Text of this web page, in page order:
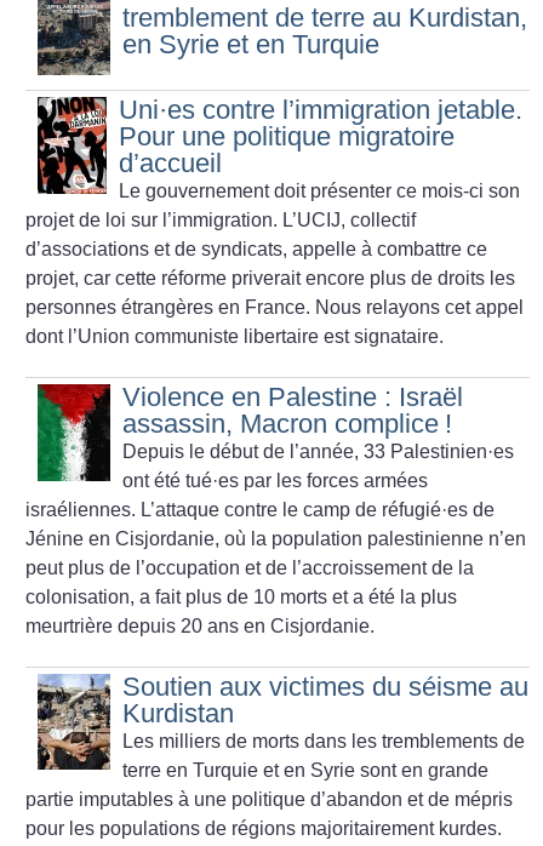
tremblement de terre au Kurdistan,
en Syrie et en Turquie
Uni·es contre l’immigration jetable.
Pour une politique migratoire
d’accueil
Le gouvernement doit présenter ce mois-ci son
projet de loi sur l’immigration. L’UCIJ, collectif
d’associations et de syndicats, appelle à combattre ce
projet, car cette réforme priverait encore plus de droits les
personnes étrangères en France. Nous relayons cet appel
dont l’Union communiste libertaire est signataire.
Violence en Palestine : Israël
assassin, Macron complice !
Depuis le début de l’année, 33 Palestinien·es
ont été tué·es par les forces armées
israéliennes. L’attaque contre le camp de réfugié·es de
Jénine en Cisjordanie, où la population palestinienne n’en
peut plus de l’occupation et de l’accroissement de la
colonisation, a fait plus de 10 morts et a été la plus
meurtrière depuis 20 ans en Cisjordanie.
Soutien aux victimes du séisme au
Kurdistan
Les milliers de morts dans les tremblements de
terre en Turquie et en Syrie sont en grande
partie imputables à une politique d’abandon et de mépris
pour les populations de régions majoritairement kurdes.